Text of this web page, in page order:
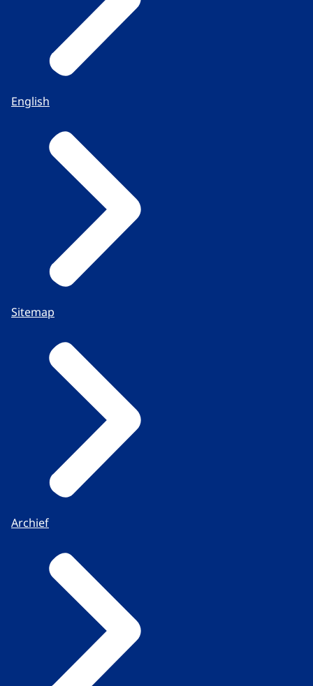
English
Sitemap
Archief